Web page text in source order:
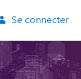
Se connecter